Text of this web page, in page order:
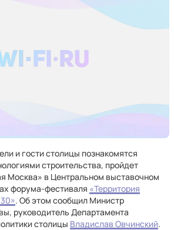
и гости столицы познакомятся
строительства, пройдет
Москва» в Центральном выставочном
форума-фестиваля «Территория
. Об этом сообщил Министр
руководитель Департамента
столицы Владислав Овчинский.